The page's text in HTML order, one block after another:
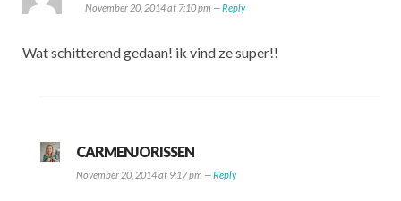
November 20, 2014 at 7:10 pm —Reply
Wat schitterend gedaan! ik vind ze super!!
CARMENJORISSEN
November 20, 2014 at 9:17 pm —Reply